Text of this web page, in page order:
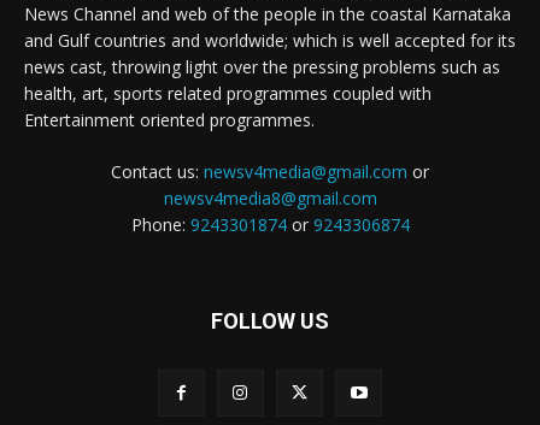
News Channel and web of the people in the coastal Karnataka
and Gulf countries and worldwide; which is well accepted for its
news cast, throwing light over the pressing problems such as
health, art, sports related programmes coupled with
Entertainment oriented programmes.
Contact us: newsv4media@gmail.com or
newsv4media8@gmail.com
Phone: 9243301874or 9243306874
FOLLOW US